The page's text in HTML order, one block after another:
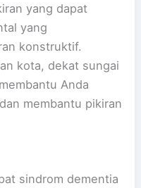
yang dapat
yang
konstruktif.
kota, dekat sungai
Anda
membantu pikiran
sindrom dementia